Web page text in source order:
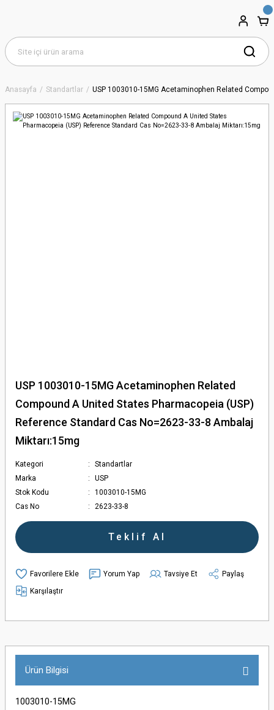
Anasayfa Standartlar USP 1003010-15MG Acetaminophen Related
USP 1003010-15MG Acetaminophen Related
Compound A United States Pharmacopeia (USP)
Reference Standard Cas No=2623-33-8 Ambalaj
Miktarı:15mg
Kategori
Standartlar
Marka
USP
Stok Kodu
1003010-15MG
Cas No
2623-33-8
Teklif Al
Yorum Yap Tavsiye Et
Paylaş
Karşılaştır
Ürün Bilgisi
1003010-15MG